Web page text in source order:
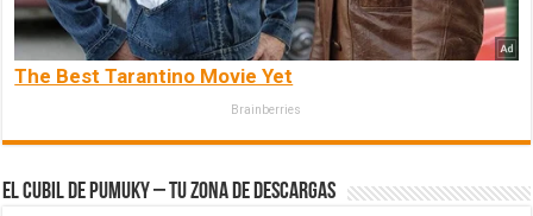
The Best Tarantino Movie Yet
Brainberries
El Cubil de Pumuky – Tu zona de Descargas